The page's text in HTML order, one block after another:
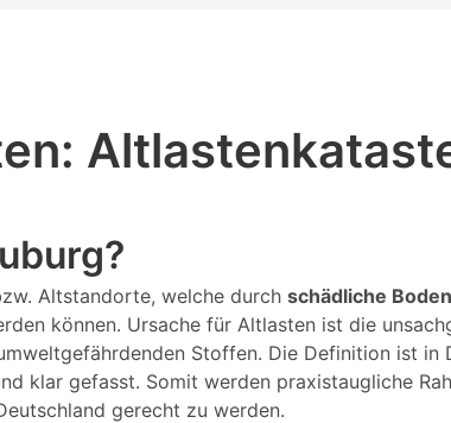
Altstandorte, welche durch schädliche
können. Ursache für Altlasten ist die
Stoffen. Die Definition ist in
klar gefasst. Somit werden praxistaugliche
gerecht zu werden.